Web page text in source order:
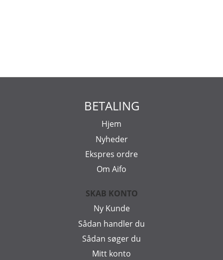
BETALING
Hjem
Nyheder
Ekspres ordre
Om Aifo
SKAB KONTO
Ny Kunde
Sådan handler du
Sådan søger du
Mitt konto